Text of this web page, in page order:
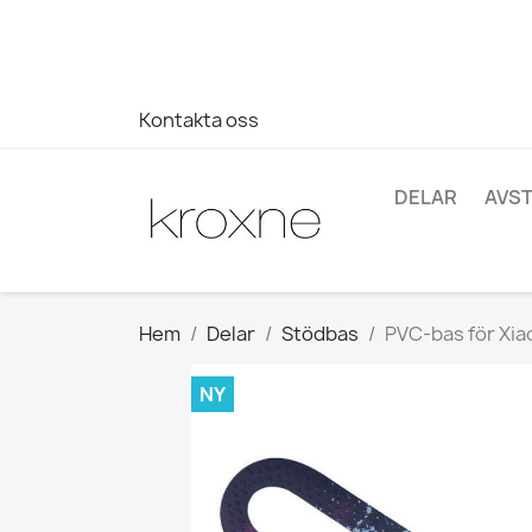
Kontakta oss
DELAR
Hem Delar Stödbas PVC-bas för
NY